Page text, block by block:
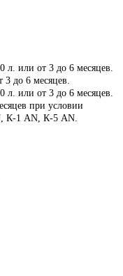
л. или от 3 до 6 месяцев.
до 6 месяцев.
л. или от 3 до 6 месяцев.
при условии
, К-1 AN , К-5 AN